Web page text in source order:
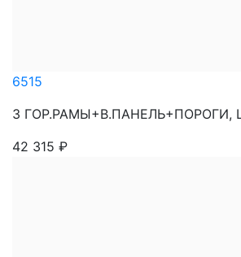
6515
3 ГОР.РАМЫ+В.ПАНЕЛЬ+ПОРОГИ,
42 315 ₽